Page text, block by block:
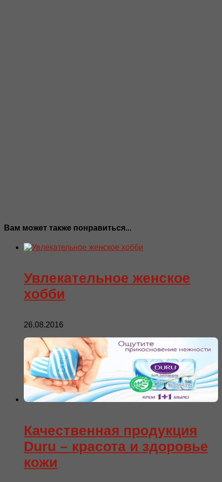
Вам может также понравиться...
Увлекательное женское
хобби
26.08.2016
Качественная продукция
Duru – красота и здоровье
кожи